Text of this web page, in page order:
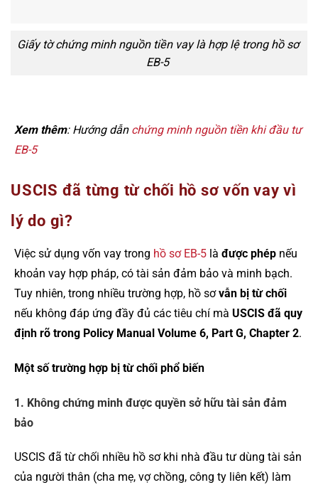
Giấy tờ chứng minh nguồn tiền vay là hợp lệ trong hồ sơ
EB-5
Xem thêm: Hướng dẫn chứng minh nguồn tiền khi đầu tư
EB-5
USCIS đã từng từ chối hồ sơ vốn vay vì
lý do gì?
Việc sử dụng vốn vay trong hồ sơ EB-5 là được phép nếu
khoản vay hợp pháp, có tài sản đảm bảo và minh bạch.
Tuy nhiên, trong nhiều trường hợp, hồ sơvẫn bị từ chối
nếu không đáp ứng đầy đủ các tiêu chí mà USCIS đã quy
định rõ trong Policy Manual Volume 6, Part G, Chapter 2.
Một số trường hợp bị từ chối phổ biến
1. Không chứng minh được quyền sở hữu tài sản đảm
bảo
USCIS đã từ chối nhiều hồ sơ khi nhà đầu tư dùng tài sản
của người thân (cha mẹ, vợ chồng, công ty liên kết) làm